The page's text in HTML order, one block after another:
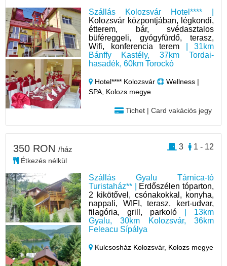
Szállás Kolozsvár Hotel**** |
Kolozsvár központjában, légkondi,
étterem, bár, svédasztalos
büféreggeli, gyógyfürdő, terasz,
Wifi, konferencia terem | 31km
Bánffy Kastély, 37km Tordai-
hasadék, 60km Torockó
Hotel**** Kolozsvár
Wellness |
SPA, Kolozs megye
Tichet | Card vakációs jegy
Szállás Gyalu Tárnica-tó
Turistaház** | Erdőszélen tóparton,
2 kikötővel, csónakokkal, konyha,
nappali, WIFI, terasz, kert-udvar,
filagória, grill, parkoló | 13km
Gyalu, 30km Kolozsvár, 36km
Feleacu Sípálya
Kulcsosház Kolozsvár, Kolozs megye
350 RON /ház
Étkezés nélkül
1 - 12
3